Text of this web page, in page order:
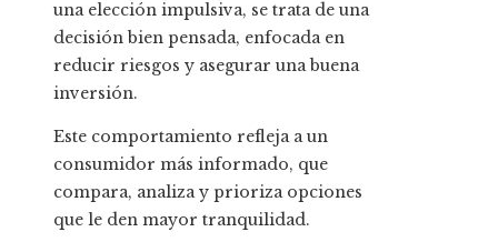
una elección impulsiva, se trata de una
decisión bien pensada, enfocada en
reducir riesgos y asegurar una buena
inversión.
Este comportamiento refleja a un
consumidor más informado, que
compara, analiza y prioriza opciones
que le den mayor tranquilidad.